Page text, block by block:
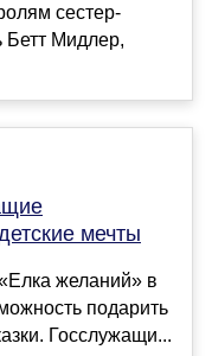
сестер-
Бетт Мидлер,
мечты
желаний» в
подарить
Госслужащи...